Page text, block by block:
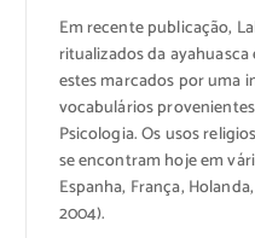
Em recente publicação,
ritualizados da
estes marcados por uma
vocabulários
Psicologia. Os usos
se encontram hoje em
Espanha, França,
2004).